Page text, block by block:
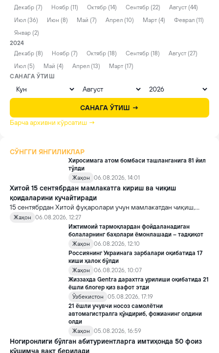
Декабр (7)
Ноябр (11) Октябр (14) Сентябр (22)
Август (44)
Июл (36)
Июн (8) Май (7) Апрел (10) Март (4)
Феврал (11)
Январ (2)
2024
Декабр (8)
Ноябр (7) Октябр (18) Сентябр (18)
Август (27)
Июл (5)
Май (4) Апрел (13)
Март (17)
САНАГА ЎТИШ
САНАГА ЎТИШ →
Барча архивни кўрсатиш →
СЎНГГИ ЯНГИЛИКЛАР
Хиросимага атом бомбаси ташланганига 81 йил
тўлди
Жаҳон
06.08.2026, 14:01
Хитой 15 сентябрдан мамлакатга кириш ва чиқиш
қоидаларини кучайтиради
15 сентябрдан Хитой фуқаролари учун мамлакатдан чиқиш,
хорижликлар учун эса Хитойга кириш тартиби бўйича янги
қоидалар кучга киради.
Жаҳон
06.08.2026, 12:27
Ижтимоий тармоқлардан фойдаланадиган
болаларнинг баҳолари ёмонлашади – тадқиқот
Жаҳон
06.08.2026, 12:10
Россиянинг Украинага зарбалари оқибатида 17
киши ҳалок бўлди
Жаҳон
06.08.2026, 10:07
Жиззахда Gentra дарахтга урилиши оқибатида 21
ёшли блогер қиз вафот этди
Ўзбекистон
05.08.2026, 17:19
21 ёшли учувчи носоз самолётни
автомагистралга қўндириб, фожианинг олдини
олди
Жаҳон
05.08.2026, 16:59
Ногиронлиги бўлган абитуриентларга имтиҳонда 50 фоиз
қўшимча вақт берилади